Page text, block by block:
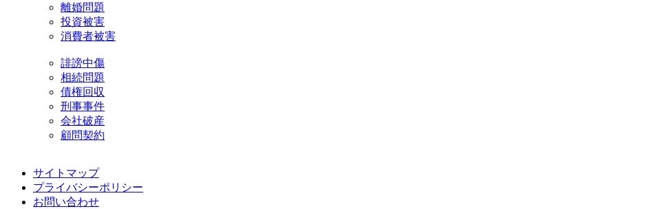
離婚問題
投資被害
消費者被害
誹謗中傷
相続問題
債権回収
刑事事件
会社破産
顧問契約
サイトマップ
プライバシーポリシー
お問い合わせ